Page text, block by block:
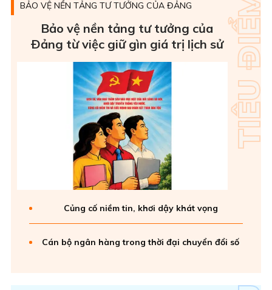
BẢO VỆ NỀN TẢNG TƯ TƯỞNG CỦA ĐẢNG
Bảo vệ nền tảng tư tưởng của
Ðảng từ việc giữ gìn giá trị lịch sử
Củng cố niềm tin, khơi dậy khát vọng
Cán bộ ngân hàng trong thời đại chuyển đổi số